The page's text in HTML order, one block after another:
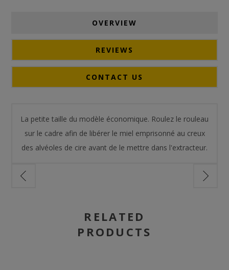
OVERVIEW
REVIEWS
CONTACT US
La petite taille du modèle économique. Roulez le rouleau
sur le cadre afin de libérer le miel emprisonné au creux
des alvéoles de cire avant de le mettre dans l'extracteur.
RELATED
PRODUCTS